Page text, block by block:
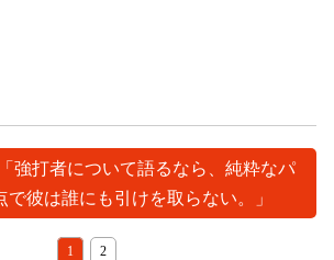
強打者について語るなら、純粋なパ
で彼は誰にも引けを取らない。」
1 2